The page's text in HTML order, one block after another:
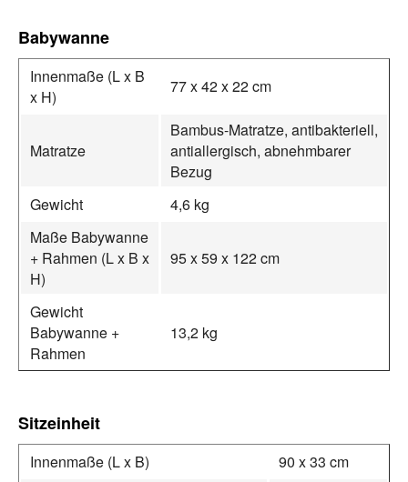
Babywanne
Innenmaße (L x B
x H)
77 x 42 x 22 cm
Matratze
Bambus-Matratze, antibakteriell,
antiallergisch, abnehmbarer
Bezug
Gewicht
4,6 kg
Maße Babywanne
+ Rahmen (L x B x
H)
95 x 59 x 122 cm
Gewicht
Babywanne +
Rahmen
13,2 kg
Sitzeinheit
Innenmaße (L x B)
90 x 33 cm